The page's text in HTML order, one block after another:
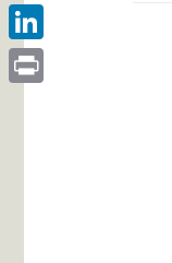
Facebook
LinkedIn